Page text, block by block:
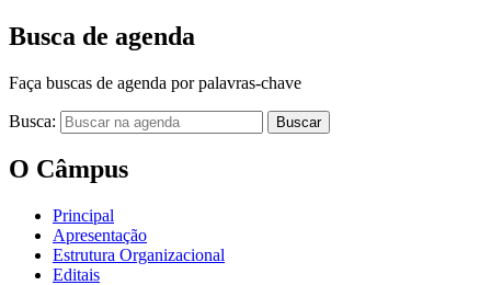
Busca de agenda
Faça buscas de agenda por palavras-chave
Busca: Buscar
O Câmpus
Principal
Apresentação
Estrutura Organizacional
Editais